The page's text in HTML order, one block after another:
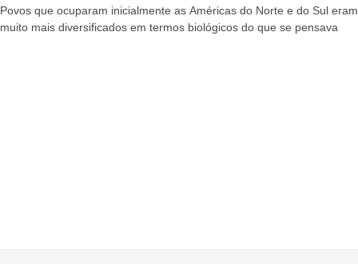
Povos que ocuparam inicialmente as Américas do Norte e do Sul eram
muito mais diversificados em termos biológicos do que se pensava